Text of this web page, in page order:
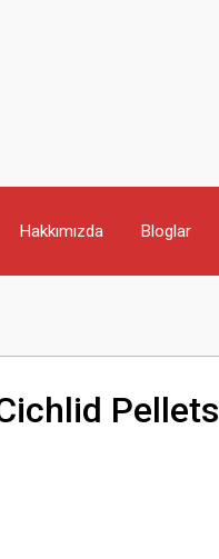
Hakkımızda Bloglar
Pellets